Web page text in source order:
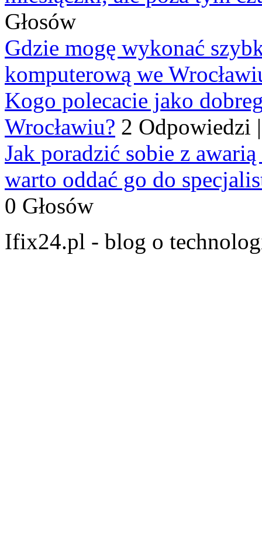
Głosów
Gdzie mogę wykonać
komputerową we
Kogo polecacie jako
Wrocławiu? 2 Odpowiedzi
Jak poradzić sobie z
warto oddać go do
0 Głosów
Ifix24.pl - blog o